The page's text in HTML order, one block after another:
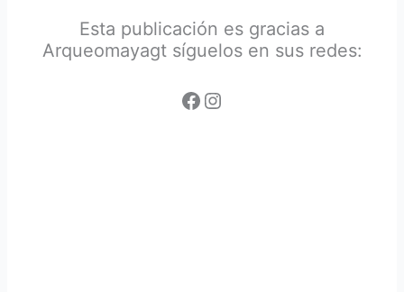
Esta publicación es gracias a
Arqueomayagt síguelos en sus redes: